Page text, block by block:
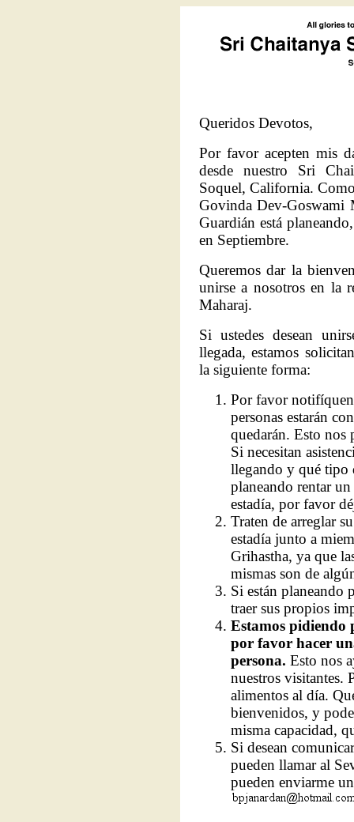
Queridos Devotos,
Por favor acepten mis
desde nuestro Sri
Soquel, California.
Govinda Dev-Goswami
Guardián está
en Septiembre.
Queremos dar la
unirse a nosotros en la
Maharaj.
Si ustedes desean
llegada, estamos
la siguiente forma:
Por favor
personas estarán
quedarán. Esto nos
Si necesitan
llegando y qué tipo
planeando rentar
estadía, por favor
Traten de arreglar
estadía junto a
Grihastha, ya que
mismas son de
Si están planeando
traer sus propios
Estamos pidiendo
por favor hacer
persona. Esto nos
nuestros visitantes.
alimentos al día.
bienvenidos, y
misma capacidad,
Si desean
pueden llamar al
pueden enviarme